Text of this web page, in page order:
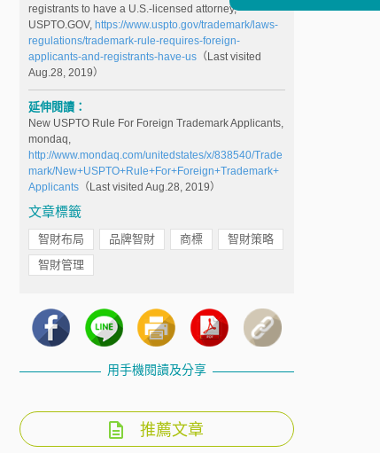
registrants to have a U.S.-licensed attorney,
USPTO.GOV, https://www.uspto.gov/trademark/laws-
regulations/trademark-rule-requires-foreign-
applicants-and-registrants-have-us（Last visited
Aug.28, 2019）
延伸閱讀：
New USPTO Rule For Foreign Trademark Applicants,
mondaq,
http://www.mondaq.com/unitedstates/x/838540/Trade
mark/New+USPTO+Rule+For+Foreign+Trademark+
Applicants（Last visited Aug.28, 2019）
文章標籤
智財布局 品牌智財 商標
智財策略
智財管理
用手機閱讀及分享
推薦文章